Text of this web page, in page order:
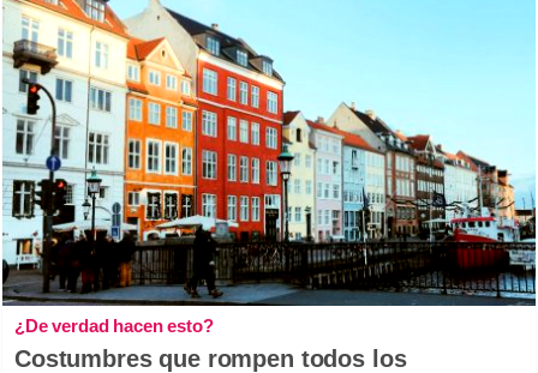
¿De verdad hacen esto?
Costumbres que rompen todos los